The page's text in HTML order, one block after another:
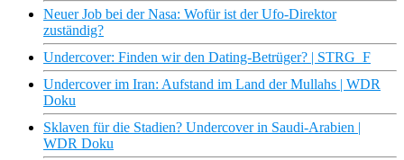
Neuer Job bei der Nasa: Wofür ist der Ufo-Direktor
zuständig?
Undercover: Finden wir den Dating-Betrüger? | STRG_F
Undercover im Iran: Aufstand im Land der Mullahs | WDR
Doku
Sklaven für die Stadien? Undercover in Saudi-Arabien |
WDR Doku